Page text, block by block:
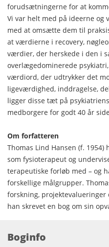
forudsætningerne for at
Vi var helt med på ideerne og
med at omsætte dem til
at værdierne i recovery,
værdier, der herskede i den i
overlægedominerede
værdiord, der udtrykker det
ligeværdighed, inddragelse,
ligger disse tæt på
medborgere for godt 40 år
Om forfatteren
Thomas Lind Hansen (f.
som fysioterapeut og
terapeutiske forløb med – og
forskellige målgrupper.
forskning,
han skrevet en bog om sin
Boginfo